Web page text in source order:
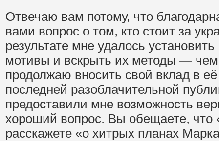
Отвечаю вам потому, что
вами вопрос о том, кто стоит за
результате мне удалось
мотивы и вскрыть их методы —
продолжаю вносить свой вклад в
последней разоблачительной
предоставили мне возможность
хороший вопрос. Вы обещаете, что
расскажете «о хитрых планах